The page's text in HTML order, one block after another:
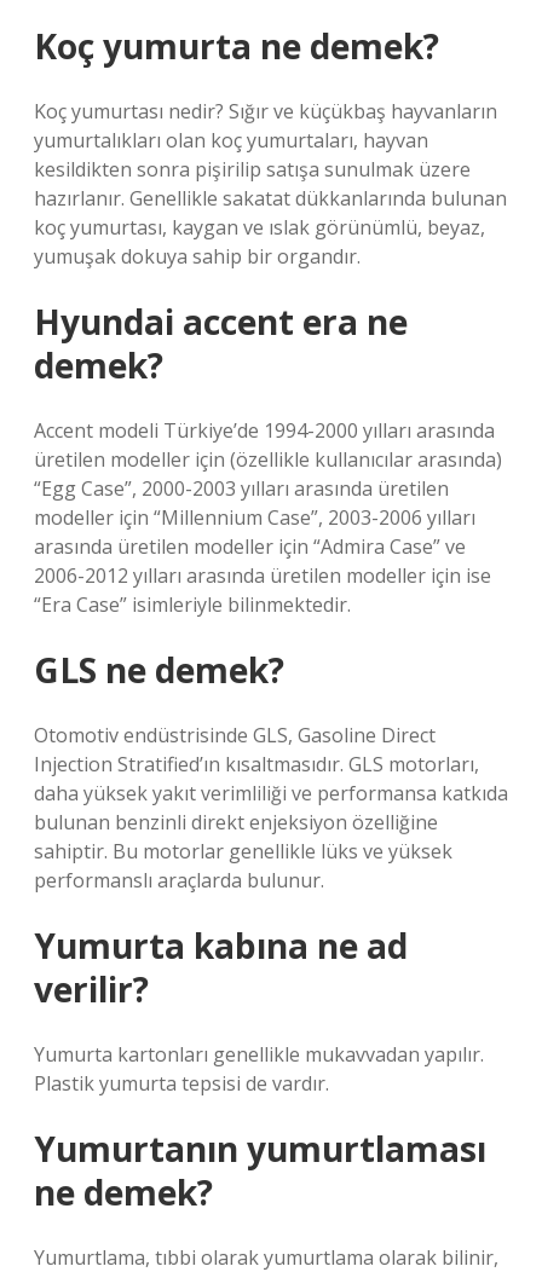
Koç yumurta ne demek?
Koç yumurtası nedir? Sığır ve küçükbaş hayvanların
yumurtalıkları olan koç yumurtaları, hayvan
kesildikten sonra pişirilip satışa sunulmak üzere
hazırlanır. Genellikle sakatat dükkanlarında bulunan
koç yumurtası, kaygan ve ıslak görünümlü, beyaz,
yumuşak dokuya sahip bir organdır.
Hyundai accent era ne
demek?
Accent modeli Türkiye’de 1994-2000 yılları arasında
üretilen modeller için (özellikle kullanıcılar arasında)
“Egg Case”, 2000-2003 yılları arasında üretilen
modeller için “Millennium Case”, 2003-2006 yılları
arasında üretilen modeller için “Admira Case” ve
2006-2012 yılları arasında üretilen modeller için ise
“Era Case” isimleriyle bilinmektedir.
GLS ne demek?
Otomotiv endüstrisinde GLS, Gasoline Direct
Injection Stratified’ın kısaltmasıdır. GLS motorları,
daha yüksek yakıt verimliliği ve performansa katkıda
bulunan benzinli direkt enjeksiyon özelliğine
sahiptir. Bu motorlar genellikle lüks ve yüksek
performanslı araçlarda bulunur.
Yumurta kabına ne ad
verilir?
Yumurta kartonları genellikle mukavvadan yapılır.
Plastik yumurta tepsisi de vardır.
Yumurtanın yumurtlaması
ne demek?
Yumurtlama, tıbbi olarak yumurtlama olarak bilinir,